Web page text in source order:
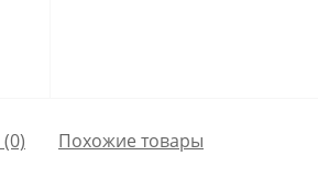
(0) Похожие товары